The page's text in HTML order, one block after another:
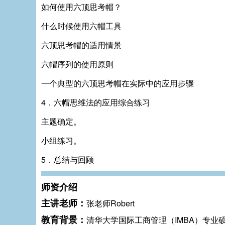
如何使用六顶思考帽？
什么时候使用六帽工具
六顶思考帽的适用情景
六帽序列的使用原则
一个典型的六顶思考帽在实际中的应用步骤
4．六帽思维法的应用综合练习
主题确定。
小组练习。
5．总结与回顾
师资介绍
主讲老师： 张老师Robert
教育背景： 清华大学国际工商管理（IMBA）专业